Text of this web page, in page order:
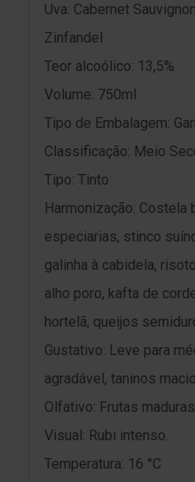
Uva: Cabernet
Zinfandel
Teor alcoólico: 13,5%
Volume: 750ml
Tipo de Embalagem:
Classificação: Meio
Tipo: Tinto
Harmonização: Costela
especiarias, stinco
galinha à cabidela,
alho poro, kafta de
hortelã, queijos
Gustativo: Leve para
agradável, taninos
Olfativo: Frutas
Visual: Rubi intenso.
Temperatura: 16 °C